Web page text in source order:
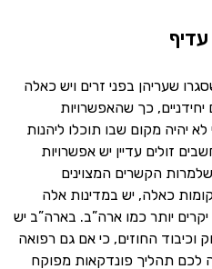
שעריהן בפני זרים ויש כאלה
יחידניים, כך שהאפשרויות
יהיה מקום שבו תוכלו ליהנות
זולים עדיין יש אפשרויות
הקשרים המצוינים
כאלה, יש במדינות אלה
יותר כמו ארה”ב. בארה”ב יש
החוזים, כי אם גם רפואה
לכם תהליך פונדקאות מפוקח